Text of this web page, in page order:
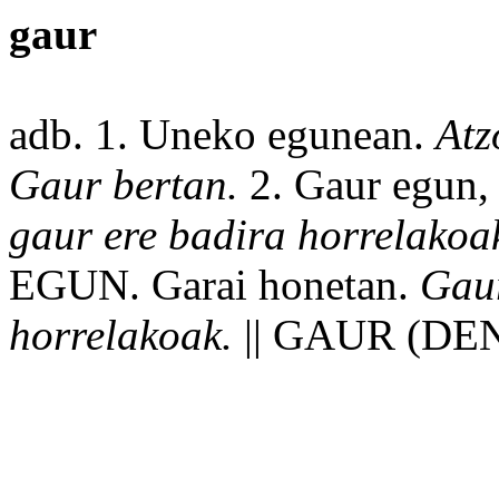
gaur
adb. 1. Uneko egunean.
Gaur bertan. 2. Gaur
gaur ere badira
EGUN. Garai honetan.
horrelakoak. || GAUR